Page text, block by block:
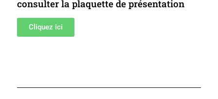
consulter la plaquette de présentation
Cliquez ici